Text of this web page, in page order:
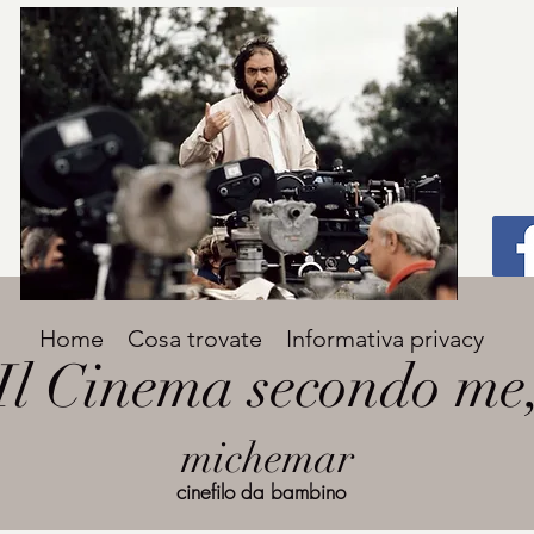
Titolo
grande
Avenir Light una delle font preferite dai
designer. Facile da leggere, viene
utilizzata per titoli e paragrafi.
Cinema secondo
michemar
Home Cosa trovate Informativa privacy
cinefilo da bambino